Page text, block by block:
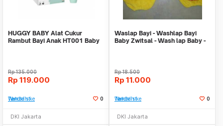
HUGGY BABY Alat Cukur
Rambut Bayi Anak HT001 Baby
Rp135.000
Rp 119.000
Tambah ke Watchlist 0
DKI Jakarta
Waslap Bayi - Washlap Bayi
Baby Zwitsal - Wash lap Baby -
Rp18.500
Rp 11.000
Tambah ke Watchlist 0
DKI Jakarta